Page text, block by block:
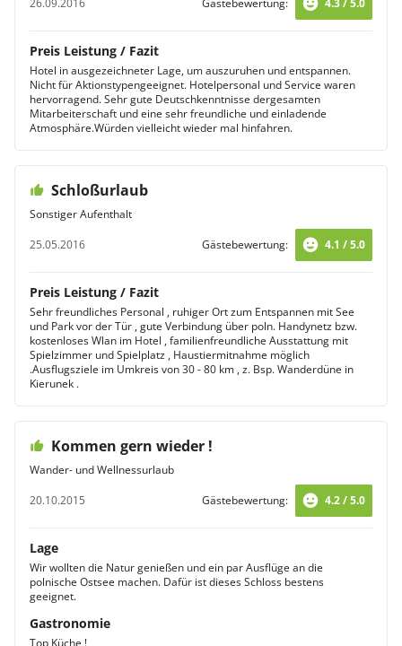
26.09.2016 Gästebewertung: 4.3 / 5.0
Preis Leistung / Fazit
Hotel in ausgezeichneter Lage, um auszuruhen und entspannen.
Nicht für Aktionstypengeeignet. Hotelpersonal und Service waren
hervorragend. Sehr gute Deutschkenntnisse dergesamten
Mitarbeiterschaft und eine sehr freundliche und einladende
Atmosphäre.Würden vielleicht wieder mal hinfahren.
Schloßurlaub
Sonstiger Aufenthalt
25.05.2016
Gästebewertung: 4.1 / 5.0
Preis Leistung / Fazit
Sehr freundliches Personal , ruhiger Ort zum Entspannen mit See
und Park vor der Tür , gute Verbindung über poln. Handynetz bzw.
kostenloses Wlan im Hotel , familienfreundliche Ausstattung mit
Spielzimmer und Spielplatz , Haustiermitnahme möglich
.Ausflugsziele im Umkreis von 30 - 80 km , z. Bsp. Wanderdüne in
Kierunek .
Kommen gern wieder !
Wander- und Wellnessurlaub
20.10.2015
Gästebewertung: 4.2 / 5.0
Lage
Wir wollten die Natur genießen und ein par Ausflüge an die
polnische Ostsee machen. Dafür ist dieses Schloss bestens
geeignet.
Gastronomie
Top Küche !